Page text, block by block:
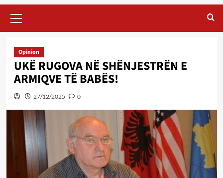
Menu
Opinion
UKË RUGOVA NË SHËNJESTRËN E
ARMIQVE TË BABËS!
27/12/2025 0